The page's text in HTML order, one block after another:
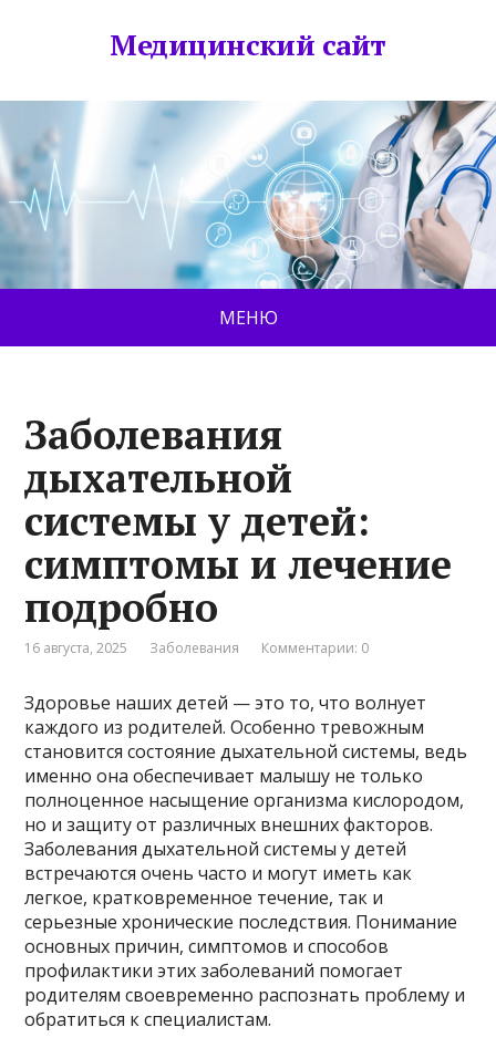
Медицинский сайт
МЕНЮ
Заболевания
дыхательной
системы у детей:
симптомы и лечение
подробно
16 августа, 2025 Заболевания Комментарии: 0
Здоровье наших детей — это то, что волнует
каждого из родителей. Особенно тревожным
становится состояние дыхательной системы, ведь
именно она обеспечивает малышу не только
полноценное насыщение организма кислородом,
но и защиту от различных внешних факторов.
Заболевания дыхательной системы у детей
встречаются очень часто и могут иметь как
легкое, кратковременное течение, так и
серьезные хронические последствия. Понимание
основных причин, симптомов и способов
профилактики этих заболеваний помогает
родителям своевременно распознать проблему и
обратиться к специалистам.